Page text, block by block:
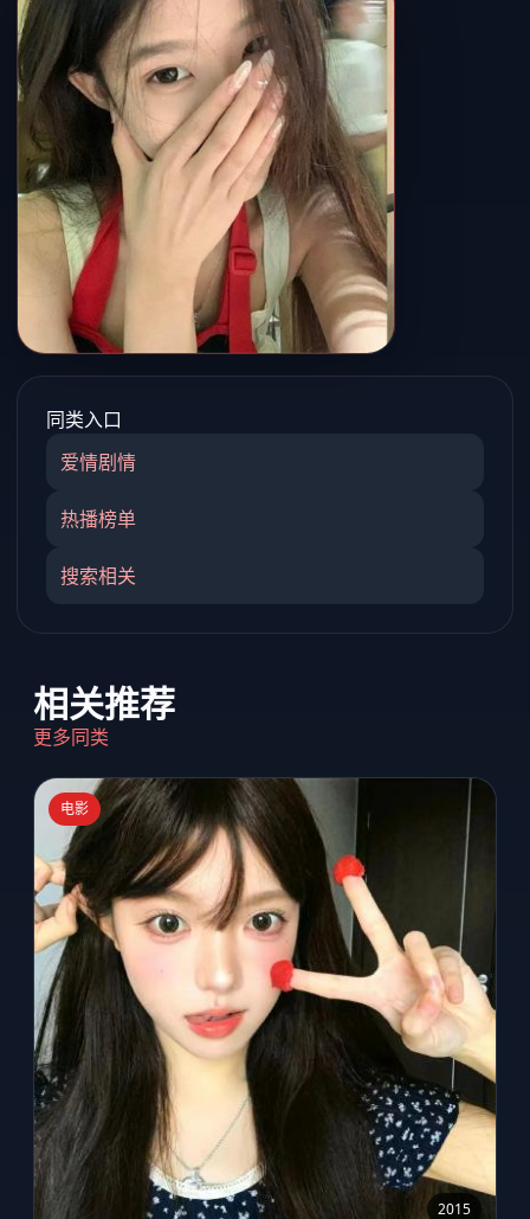
同类入口
爱情剧情
热播榜单
搜索相关
相关推荐
更多同类
电影
2015